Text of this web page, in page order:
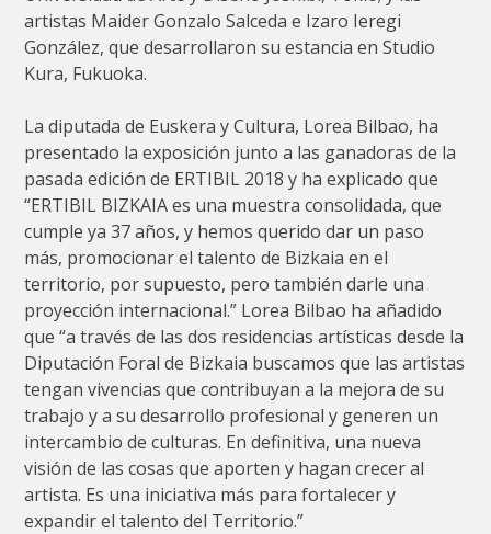
artistas Maider Gonzalo Salceda e Izaro Ieregi
González, que desarrollaron su estancia en Studio
Kura, Fukuoka.
La diputada de Euskera y Cultura, Lorea Bilbao, ha
presentado la exposición junto a las ganadoras de la
pasada edición de ERTIBIL 2018 y ha explicado que
“ERTIBIL BIZKAIA es una muestra consolidada, que
cumple ya 37 años, y hemos querido dar un paso
más, promocionar el talento de Bizkaia en el
territorio, por supuesto, pero también darle una
proyección internacional.” Lorea Bilbao ha añadido
que “a través de las dos residencias artísticas desde la
Diputación Foral de Bizkaia buscamos que las artistas
tengan vivencias que contribuyan a la mejora de su
trabajo y a su desarrollo profesional y generen un
intercambio de culturas. En definitiva, una nueva
visión de las cosas que aporten y hagan crecer al
artista. Es una iniciativa más para fortalecer y
expandir el talento del Territorio.”